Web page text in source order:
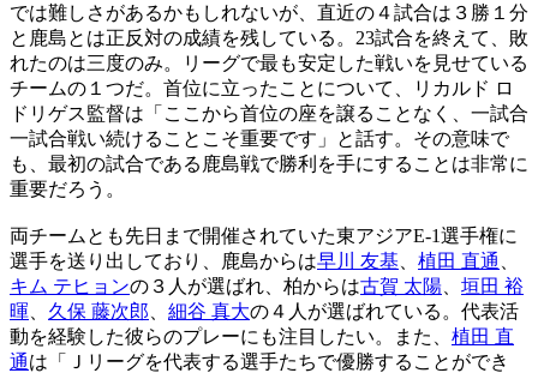
では難しさがあるかもしれないが、直近の４試合は３勝１分
と鹿島とは正反対の成績を残している。23試合を終えて、敗
れたのは三度のみ。リーグで最も安定した戦いを見せている
チームの１つだ。首位に立ったことについて、リカルド ロ
ドリゲス監督は「ここから首位の座を譲ることなく、一試合
一試合戦い続けることこそ重要です」と話す。その意味で
も、最初の試合である鹿島戦で勝利を手にすることは非常に
重要だろう。
両チームとも先日まで開催されていた東アジアE-1選手権に
選手を送り出しており、鹿島からは早川 友基 植田 直通
キム テヒョンの３人が選ばれ、柏からは古賀 太陽
垣田 裕
暉
久保 藤次郎 細谷 真大の４人が選ばれている。代表活
動を経験した彼らのプレーにも注目したい。また、 植田 直
通は「Ｊリーグを代表する選手たちで優勝することができ